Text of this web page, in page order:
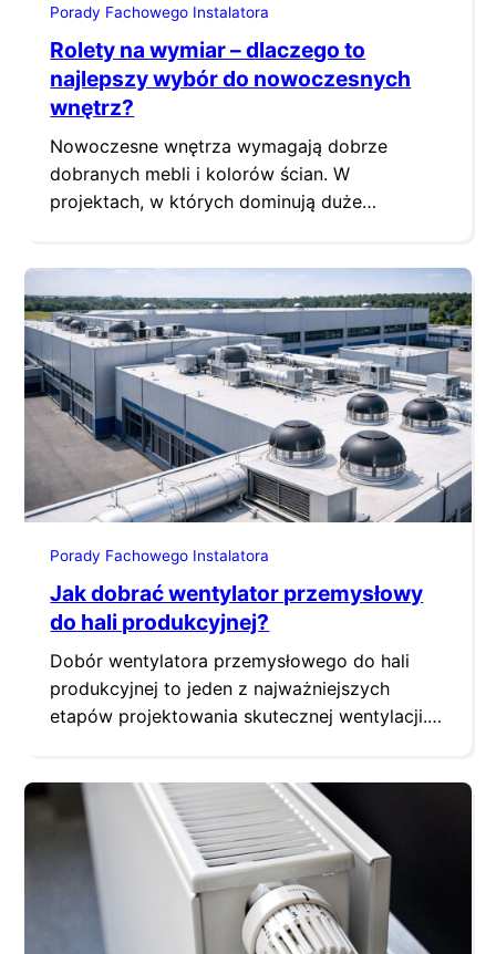
Porady Fachowego Instalatora
Rolety na wymiar – dlaczego to
najlepszy wybór do nowoczesnych
wnętrz?
Nowoczesne wnętrza wymagają dobrze
dobranych mebli i kolorów ścian. W
projektach, w których dominują duże
wizualny. Gotowe rolety z marketu bardzo
rzadko radzą sobie z takimi wyzwaniami.
Dlatego coraz więcej osób wybiera rolety na
wymiar. Różnica między osłoną…
Porady Fachowego Instalatora
Jak dobrać wentylator przemysłowy
do hali produkcyjnej?
Dobór wentylatora przemysłowego do hali
produkcyjnej to jeden z najważniejszych
etapów projektowania skutecznej wentylacji.
producenta. To proces wymagający analizy
technicznej, znajomości realnych warunków
pracy oraz zrozumienia, jak wentylator
wpływa na cały system wentylacyjny, koszty
eksploatacji i bezpieczeństwo pracowników.
Źle dobrany wentylator może powodować…